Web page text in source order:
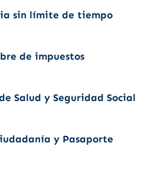
sin límite de tiempo
de impuestos
Salud y Seguridad Social
y Pasaporte